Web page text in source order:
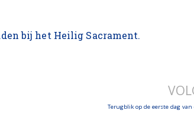
bij het Heilig Sacrament.
Terugblik op de eerste dag